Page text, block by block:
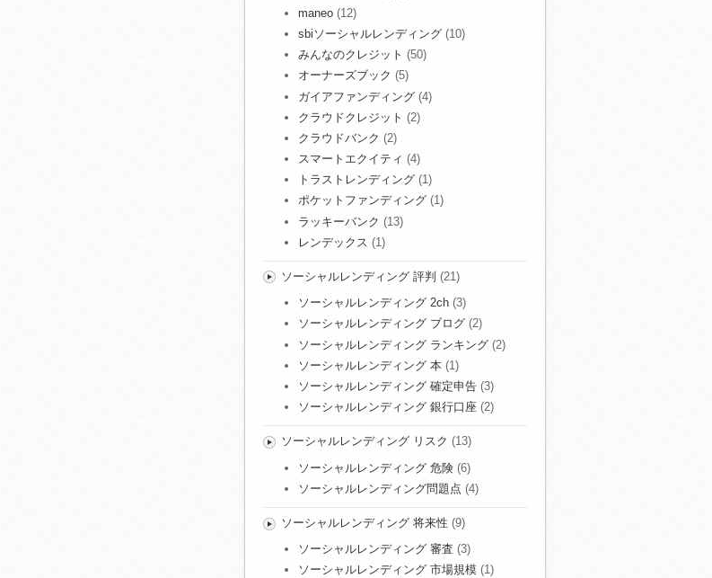
maneo (12)
sbiソーシャルレンディング (10)
みんなのクレジット (50)
オーナーズブック (5)
ガイアファンディング (4)
クラウドクレジット (2)
クラウドバンク (2)
スマートエクイティ (4)
トラストレンディング (1)
ポケットファンディング (1)
ラッキーバンク (13)
レンデックス (1)
ソーシャルレンディング 評判 (21)
ソーシャルレンディング 2ch (3)
ソーシャルレンディング ブログ (2)
ソーシャルレンディング ランキング (2)
ソーシャルレンディング 本 (1)
ソーシャルレンディング 確定申告 (3)
ソーシャルレンディング 銀行口座 (2)
ソーシャルレンディング リスク (13)
ソーシャルレンディング 危険 (6)
ソーシャルレンディング問題点 (4)
ソーシャルレンディング 将来性 (9)
ソーシャルレンディング 審査 (3)
ソーシャルレンディング 市場規模 (1)